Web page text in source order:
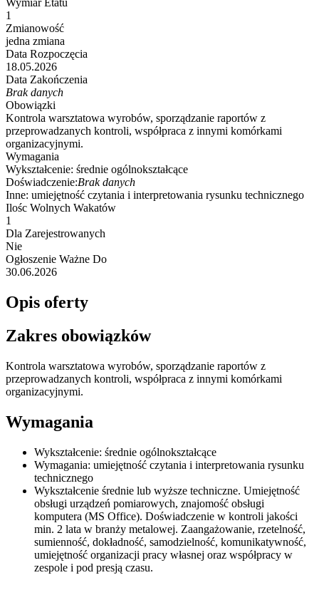
Wymiar Etatu
1
Zmianowość
jedna zmiana
Data Rozpoczęcia
18.05.2026
Data Zakończenia
Brak danych
Obowiązki
Kontrola warsztatowa wyrobów, sporządzanie raportów z
przeprowadzanych kontroli, współpraca z innymi komórkami
organizacyjnymi.
Wymagania
Wykształcenie: średnie ogólnokształcące
Doświadczenie:Brak danych
Inne: umiejętność czytania i interpretowania rysunku technicznego
Ilośc Wolnych Wakatów
1
Dla Zarejestrowanych
Nie
Ogłoszenie Ważne Do
30.06.2026
Opis oferty
Zakres obowiązków
Kontrola warsztatowa wyrobów, sporządzanie raportów z
przeprowadzanych kontroli, współpraca z innymi komórkami
organizacyjnymi.
Wymagania
Wykształcenie: średnie ogólnokształcące
Wymagania: umiejętność czytania i interpretowania rysunku
technicznego
Wykształcenie średnie lub wyższe techniczne. Umiejętność
obsługi urządzeń pomiarowych, znajomość obsługi
komputera (MS Office). Doświadczenie w kontroli jakości
min. 2 lata w branży metalowej. Zaangażowanie, rzetelność,
sumienność, dokładność, samodzielność, komunikatywność,
umiejętność organizacji pracy własnej oraz współpracy w
zespole i pod presją czasu.